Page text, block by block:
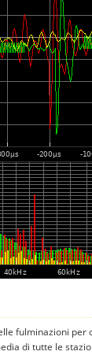
fulminazioni per
di tutte le